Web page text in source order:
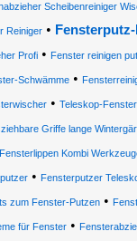
Scheibenreiniger
Reiniger•
Profi • Fenster reinigen
Schwämme•
• Teleskop-
Griffe lange
Fensterlippen Kombi
• Fensterputzer
zum Fenster-Putzen •
für Fenster•